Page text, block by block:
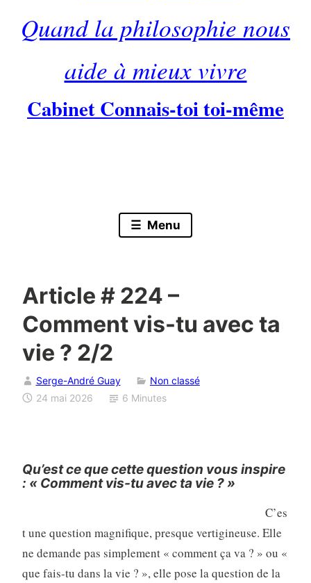
Quand la philosophie nous
aide à mieux vivre
Cabinet Connais-toi toi-même
Menu
Article # 224 –
Comment vis-tu avec ta
vie ? 2/2
Serge-André Guay
Non classé
24 mai 2026
6 Minutes
Qu’est ce que cette question vous inspire
: « Comment vis-tu avec ta vie ? »
C’es
t une question magnifique, presque vertigineuse. Elle
ne demande pas simplement « comment ça va ? » ou «
que fais-tu dans la vie ? », elle pose la question de la